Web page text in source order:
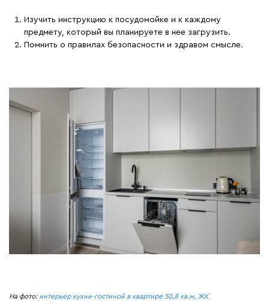
Изучить инструкцию к посудомойке и к каждому
предмету, который вы планируете в нее загрузить.
Помнить о правилах безопасности и здравом смысле.
На фото: интерьер кухни-гостиной в квартире 50,8 кв.м, ЖК